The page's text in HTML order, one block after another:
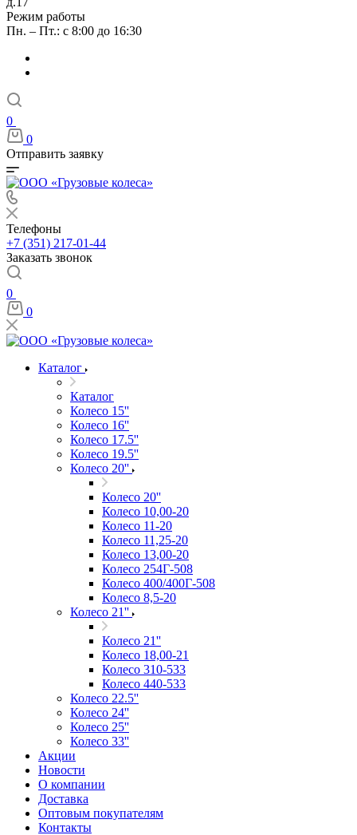
Режим работы
Пн. – Пт.: с 8:00 до 16:30
0
0
Отправить заявку
Телефоны
+7 (351) 217-01-44
Заказать звонок
0
0
Каталог
Каталог
Колесо 15''
Колесо 16''
Колесо 17.5''
Колесо 19.5''
Колесо 20''
Колесо 20''
Колесо 10,00-20
Колесо 11-20
Колесо 11,25-20
Колесо 13,00-20
Колесо 254Г-508
Колесо 400/400Г-508
Колесо 8,5-20
Колесо 21''
Колесо 21''
Колесо 18,00-21
Колесо 310-533
Колесо 440-533
Колесо 22.5''
Колесо 24''
Колесо 25''
Колесо 33''
Акции
Новости
О компании
Доставка
Оптовым покупателям
Контакты